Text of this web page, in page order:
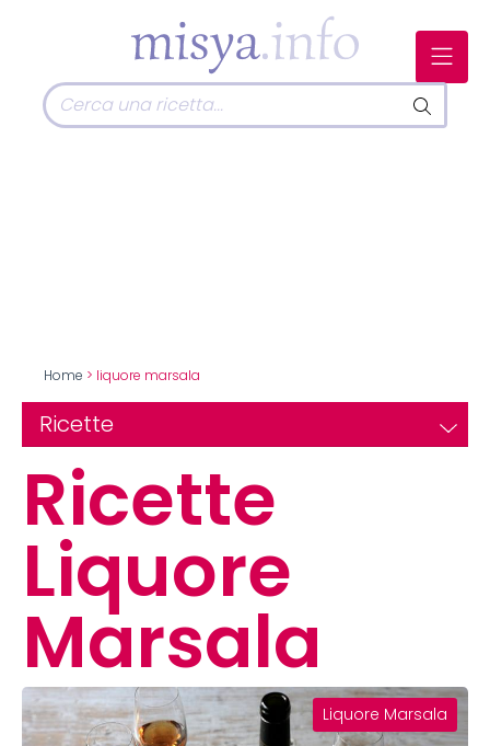
Home > liquore marsala
Ricette
Ricette
Liquore
Marsala
Liquore Marsala